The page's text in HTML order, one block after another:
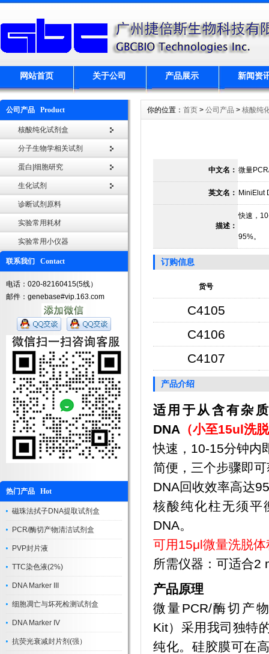
网站首页 关于公司 产品展示 新闻资
公司产品 Product
核酸纯化试剂盒
分子生物学相关试剂
蛋白|细胞研究
生化试剂
诊断试剂原料
实验常用耗材
实验常用小仪器
联系我们 Contact
电话：020-82160415(5线）
邮件：genebase#vip.163.com
热门产品 Hot
磁珠法拭子DNA提取试剂盒
PCR/酶切产物清洁试剂盒
PVP封片液
TTC染色液(2%)
DNA Marker III
细胞凋亡与坏死检测试剂盒
DNA Marker IV
抗荧光衰减封片剂(强）
你的位置： 首页 > 公司产品 > 核酸纯
中文名： 微量
英文名： MiniElut
描述：
快速，
95%。
订购信息
货号
C4105
C4106
C4107
产品介绍
适用于从含有杂
DNA （小至15ul洗
快速，10-15分钟内
简便，三个步骤即
DNA回收效率高达
核酸纯化柱无须平
DNA。
可用15μl微量洗脱
所需仪器：可适合2
产品原理
微量PCR/酶切产
Kit）采用我司独特
纯化。硅胶膜可在